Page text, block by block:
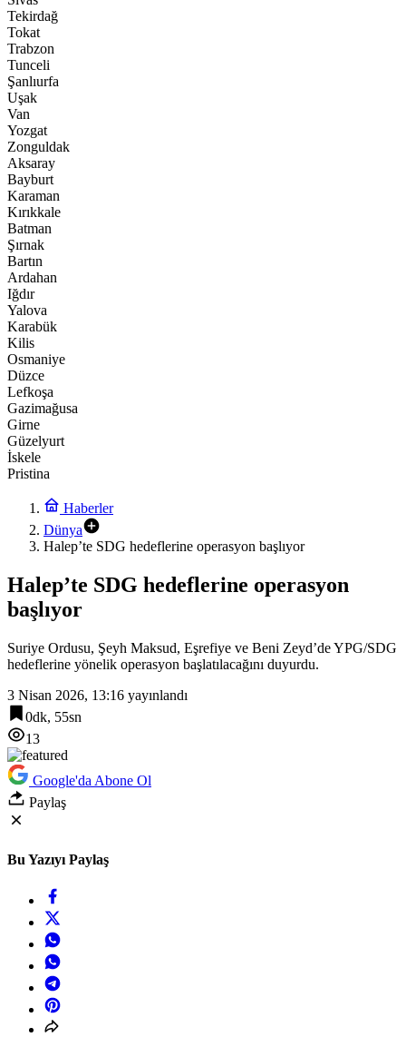
Tekirdağ
Tokat
Trabzon
Tunceli
Şanlıurfa
Uşak
Van
Yozgat
Zonguldak
Aksaray
Bayburt
Karaman
Kırıkkale
Batman
Şırnak
Bartın
Ardahan
Iğdır
Yalova
Karabük
Kilis
Osmaniye
Düzce
Lefkoşa
Gazimağusa
Girne
Güzelyurt
İskele
Pristina
Haberler
Dünya
Halep’te SDG hedeflerine operasyon başlıyor
Halep’te SDG hedeflerine operasyon
başlıyor
Suriye Ordusu, Şeyh Maksud, Eşrefiye ve Beni Zeyd’de YPG/SDG
hedeflerine yönelik operasyon başlatılacağını duyurdu.
3 Nisan 2026, 13:16 yayınlandı
0dk, 55sn
13
Google'da Abone Ol
Paylaş
Bu Yazıyı Paylaş